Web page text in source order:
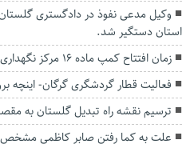
وکیل مدعی نفوذ در دادگستری
استان دستگیر شد.
زمان افتتاح کمپ ماده 16 مرکز نگهداری معتادان متجاهر گنبدکاووس
فعالیت قطار گردشگری گرگان- اینچه
ترسیم نقشه راه تبدیل گلستان به
علت به کما رفتن صابر کاظمی